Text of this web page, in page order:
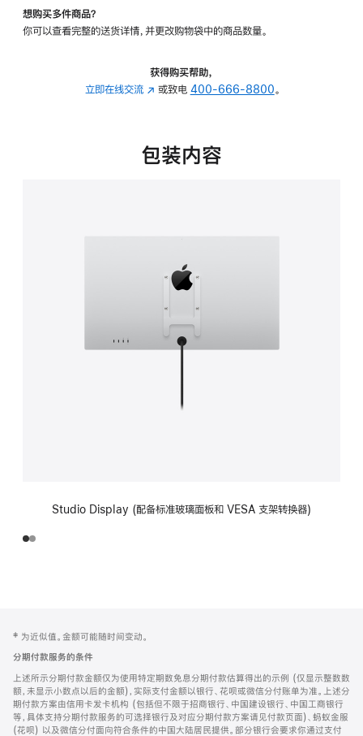
转
的
想购买多件商品？
你可以查看完整的送货详情，并更改购物袋中的商品数量。
获得购买帮助，
立即在线交流 (在
中
或致电 400-666-8800。
包装内容
Studio Display (配备标准玻璃面板和 VESA 支架转换器)
页
页
脚
注
‡ 为近似值。金额可能随时间变动。
分期付款服务的条件
上述所示分期付款金额仅为使用特定期数免息分期付款估算得出的示例 (仅显示整数数
额，未显示小数点以后的金额)，实际支付金额以银行、花呗或微信分付账单为准。上述分
期付款方案由信用卡发卡机构 (包括但不限于招商银行、中国建设银行、中国工商银行
等，具体支持分期付款服务的可选择银行及对应分期付款方案请见付款页面)、蚂蚁金服
(花呗) 以及微信分付面向符合条件的中国大陆居民提供。部分银行会要求你通过支付